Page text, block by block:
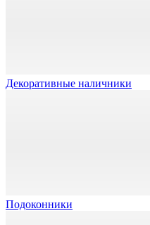
Декоративные наличники
Подоконники